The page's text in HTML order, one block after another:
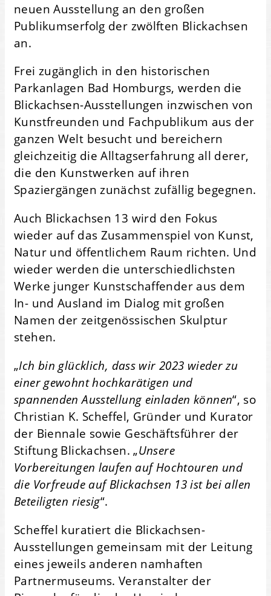
neuen Ausstellung an den großen
Publikumserfolg der zwölften Blickachsen
an.
Frei zugänglich in den historischen
Parkanlagen Bad Homburgs, werden die
Blickachsen-Ausstellungen inzwischen von
Kunstfreunden und Fachpublikum aus der
ganzen Welt besucht und bereichern
gleichzeitig die Alltagserfahrung all derer,
die den Kunstwerken auf ihren
Spaziergängen zunächst zufällig begegnen.
Auch Blickachsen 13 wird den Fokus
wieder auf das Zusammenspiel von Kunst,
Natur und öffentlichem Raum richten. Und
wieder werden die unterschiedlichsten
Werke junger Kunstschaffender aus dem
In- und Ausland im Dialog mit großen
Namen der zeitgenössischen Skulptur
stehen.
„Ich bin glücklich, dass wir 2023 wieder zu
einer gewohnt hochkarätigen und
spannenden Ausstellung einladen können“, so
Christian K. Scheffel, Gründer und Kurator
der Biennale sowie Geschäftsführer der
Stiftung Blickachsen. „Unsere
Vorbereitungen laufen auf Hochtouren und
die Vorfreude auf Blickachsen 13 ist bei allen
Beteiligten riesig“.
Scheffel kuratiert die Blickachsen-
Ausstellungen gemeinsam mit der Leitung
eines jeweils anderen namhaften
Partnermuseums. Veranstalter der